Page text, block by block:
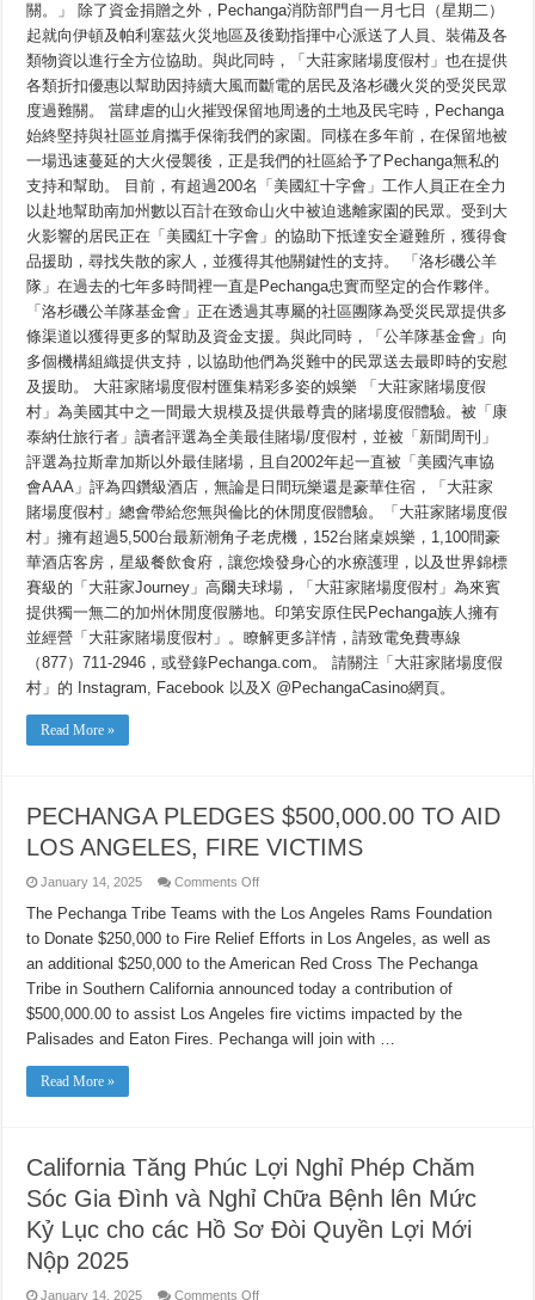
受
災
民
眾
關。」 除了資金捐贈之外，Pechanga消防部門自一月七日（星期二）
起就向伊頓及帕利塞茲火災地區及後勤指揮中心派送了人員、裝備及各
類物資以進行全方位協助。與此同時，「大莊家賭場度假村」也在提供
各類折扣優惠以幫助因持續大風而斷電的居民及洛杉磯火災的受災民眾
度過難關。 當肆虐的山火摧毀保留地周邊的土地及民宅時，Pechanga
始終堅持與社區並肩攜手保衛我們的家園。同樣在多年前，在保留地被
一場迅速蔓延的大火侵襲後，正是我們的社區給予了Pechanga無私的
支持和幫助。 目前，有超過200名「美國紅十字會」工作人員正在全力
以赴地幫助南加州數以百計在致命山火中被迫逃離家園的民眾。受到大
火影響的居民正在「美國紅十字會」的協助下抵達安全避難所，獲得食
品援助，尋找失散的家人，並獲得其他關鍵性的支持。 「洛杉磯公羊
隊」在過去的七年多時間裡一直是Pechanga忠實而堅定的合作夥伴。
「洛杉磯公羊隊基金會」正在透過其專屬的社區團隊為受災民眾提供多
條渠道以獲得更多的幫助及資金支援。與此同時，「公羊隊基金會」向
多個機構組織提供支持，以協助他們為災難中的民眾送去最即時的安慰
及援助。 大莊家賭場度假村匯集精彩多姿的娛樂 「大莊家賭場度假
村」為美國其中之一間最大規模及提供最尊貴的賭場度假體驗。被「康
泰納仕旅行者」讀者評選為全美最佳賭場/度假村，並被「新聞周刊」
評選為拉斯韋加斯以外最佳賭場，且自2002年起一直被「美國汽車協
會AAA」評為四鑽級酒店，無論是日間玩樂還是豪華住宿，「大莊家
賭場度假村」總會帶給您無與倫比的休閒度假體驗。「大莊家賭場度假
村」擁有超過5,500台最新潮角子老虎機，152台賭桌娛樂，1,100間豪
華酒店客房，星級餐飲食府，讓您煥發身心的水療護理，以及世界錦標
賽級的「大莊家Journey」高爾夫球場，「大莊家賭場度假村」為來賓
提供獨一無二的加州休閒度假勝地。印第安原住民Pechanga族人擁有
並經營「大莊家賭場度假村」。瞭解更多詳情，請致電免費專線
（877）711-2946，或登錄Pechanga.com。 請關注「大莊家賭場度假
村」的 Instagram, Facebook 以及X @PechangaCasino網頁。
Read More »
PECHANGA PLEDGES $500,000.00 TO AID
LOS ANGELES, FIRE VICTIMS
January 14, 2025 Comments Offon
PLEDGES
$500,000.00
TO
LOS
ANGELES,
FIRE
VICTIMS
The Pechanga Tribe Teams with the Los Angeles Rams Foundation
to Donate $250,000 to Fire Relief Efforts in Los Angeles, as well as
an additional $250,000 to the American Red Cross The Pechanga
Tribe in Southern California announced today a contribution of
$500,000.00 to assist Los Angeles fire victims impacted by the
Palisades and Eaton Fires. Pechanga will join with …
Read More »
California Tăng Phúc Lợi Nghỉ Phép Chăm
Sóc Gia Đình và Nghỉ Chữa Bệnh lên Mức
Kỷ Lục cho các Hồ Sơ Đòi Quyền Lợi Mới
Nộp 2025
January 14, 2025 Comments Offon